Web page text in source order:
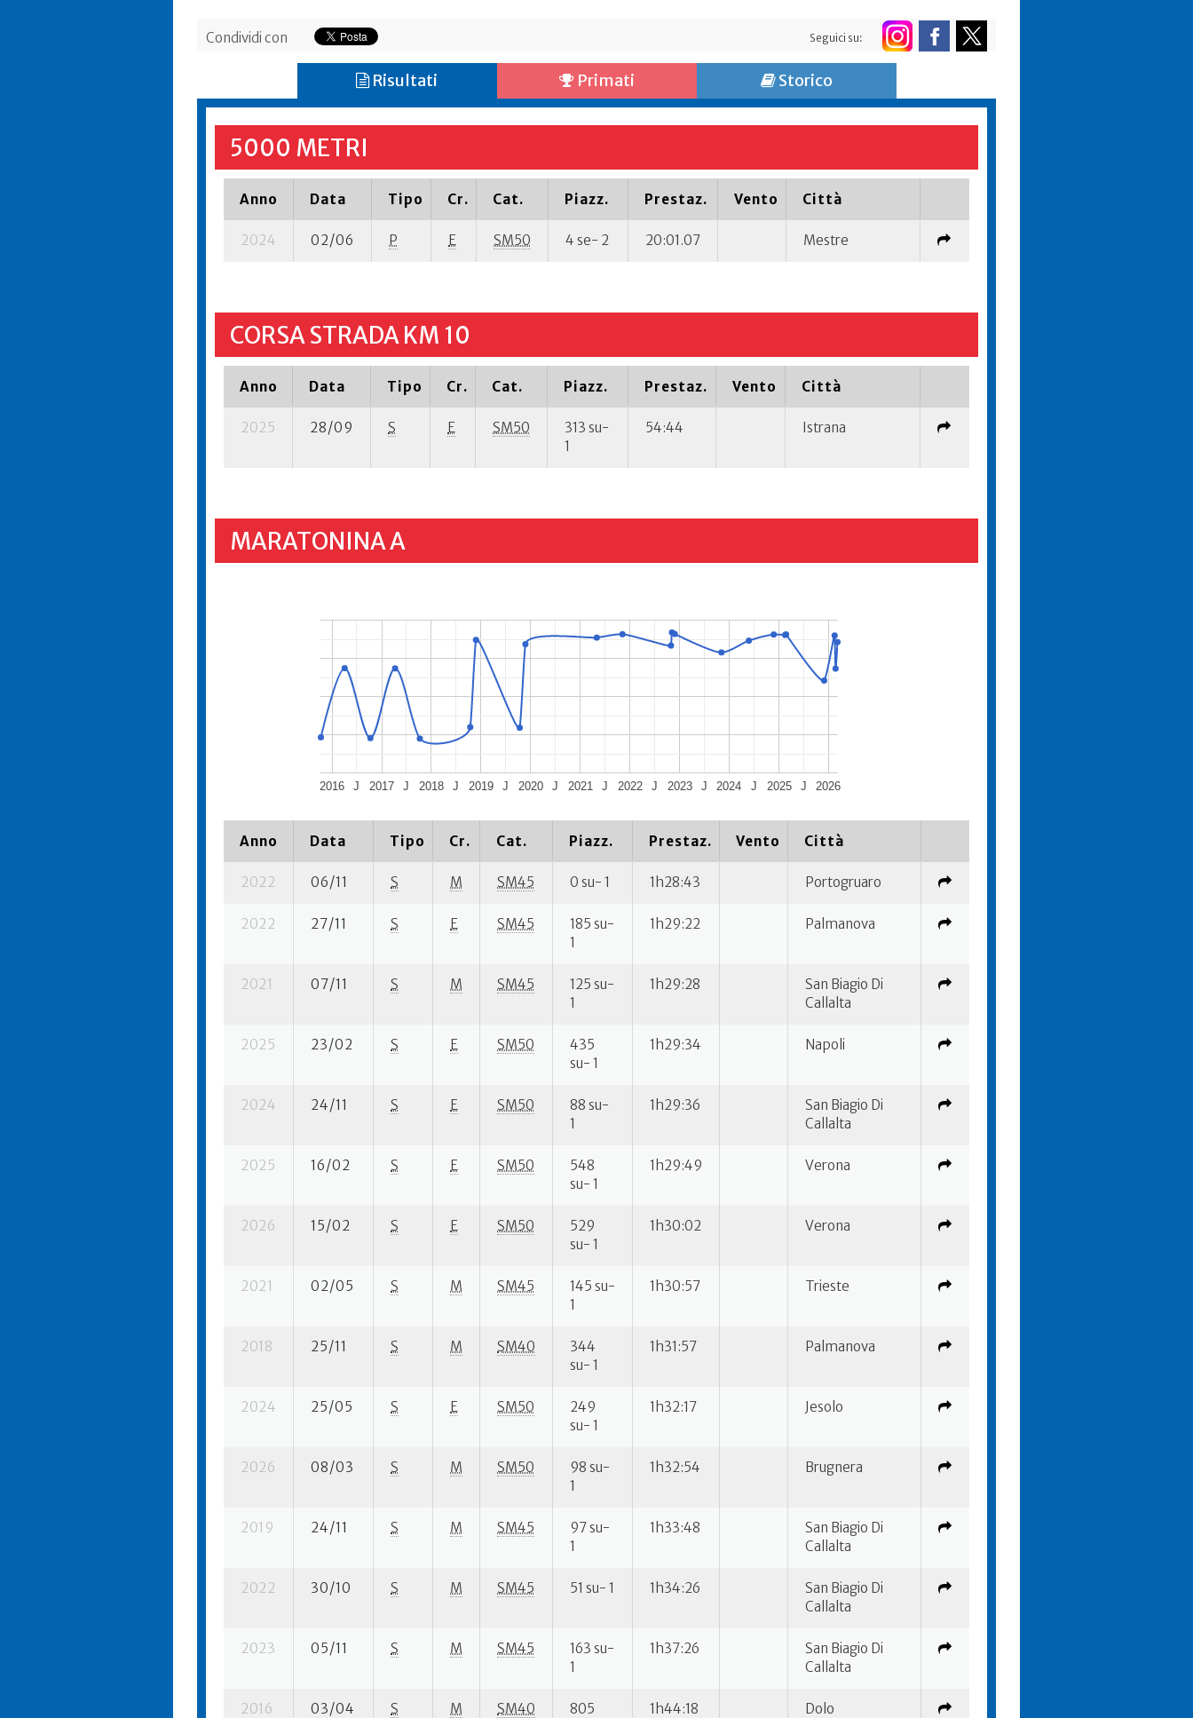
Condividi con Seguici su:
Risultati Primati Storico
5000 METRI
Anno Data Tipo Cr. Cat. Piazz. Prestaz. Vento Città
2024 02/06 P E SM50 4 se- 2 20:01.07 Mestre
CORSA STRADA KM 10
Anno Data Tipo Cr. Cat. Piazz. Prestaz. Vento Città
2025 28/09 S E SM50
313 su-
1
54:44 Istrana
MARATONINA A
2016 2017 2018 2019 2020 2021 2022 2023 2024 2025 2026
J J J J J J J J J J
Anno Data Tipo Cr. Cat. Piazz. Prestaz. Vento Città
2022 06/11 S M SM45 0 su- 1 1h28:43 Portogruaro
2022 27/11 S E SM45
185 su-
1
1h29:22 Palmanova
2021 07/11 S M SM45
125 su-
1
1h29:28
San Biagio Di
Callalta
2025 23/02 S E SM50
435
su- 1
1h29:34 Napoli
2024 24/11 S E SM50
88 su-
1
1h29:36
San Biagio Di
Callalta
2025 16/02 S E SM50
548
su- 1
1h29:49 Verona
2026 15/02 S E SM50
529
su- 1
1h30:02 Verona
2021 02/05 S M SM45
145 su-
1
1h30:57 Trieste
2018 25/11 S M SM40
344
su- 1
1h31:57 Palmanova
2024 25/05 S E SM50
249
su- 1
1h32:17 Jesolo
2026 08/03 S M SM50
98 su-
1
1h32:54 Brugnera
2019 24/11 S M SM45
97 su-
1
1h33:48
San Biagio Di
Callalta
2022 30/10 S M SM45 51 su- 1 1h34:26
San Biagio Di
Callalta
2023 05/11 S M SM45
163 su-
1
1h37:26
San Biagio Di
Callalta
2016 03/04 S M SM40
805
1h44:18 Dolo